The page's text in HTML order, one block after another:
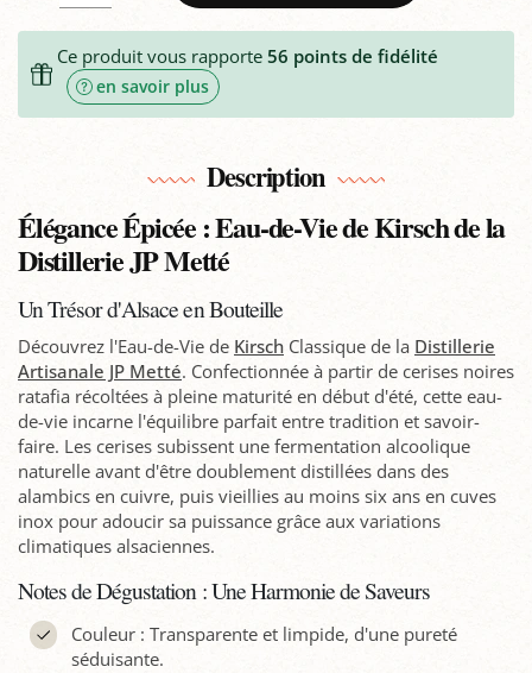
Ce produit vous rapporte56 points de fidélité
en savoir plus
Description
Élégance Épicée : Eau-de-Vie de Kirsch de la
Distillerie JP Metté
Un Trésor d'Alsace en Bouteille
Découvrez l'Eau-de-Vie de Kirsch Classique de la Distillerie
Artisanale JP Metté. Confectionnée à partir de cerises noires
ratafia récoltées à pleine maturité en début d'été, cette eau-
de-vie incarne l'équilibre parfait entre tradition et savoir-
faire. Les cerises subissent une fermentation alcoolique
naturelle avant d'être doublement distillées dans des
alambics en cuivre, puis vieillies au moins six ans en cuves
inox pour adoucir sa puissance grâce aux variations
climatiques alsaciennes.
Notes de Dégustation : Une Harmonie de Saveurs
Couleur : Transparente et limpide, d'une pureté
séduisante.